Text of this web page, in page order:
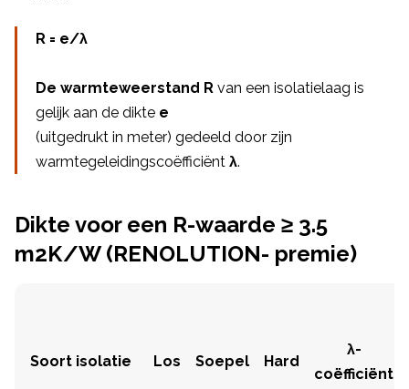
R = e/λ
De warmteweerstand R van een isolatielaag is
gelijk aan de dikte e
(uitgedrukt in meter) gedeeld door zijn
warmtegeleidingscoëfficiënt λ.
Dikte voor een R-waarde ≥ 3.5
m2K/W (RENOLUTION- premie)
Soort isolatie Los Soepel Hard
λ-
coëfficiënt